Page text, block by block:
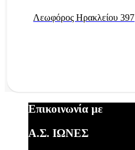
Λεωφόρος Ηρακλείου 397
Επικοινωνία με
Α.Σ. ΙΩΝΕΣ